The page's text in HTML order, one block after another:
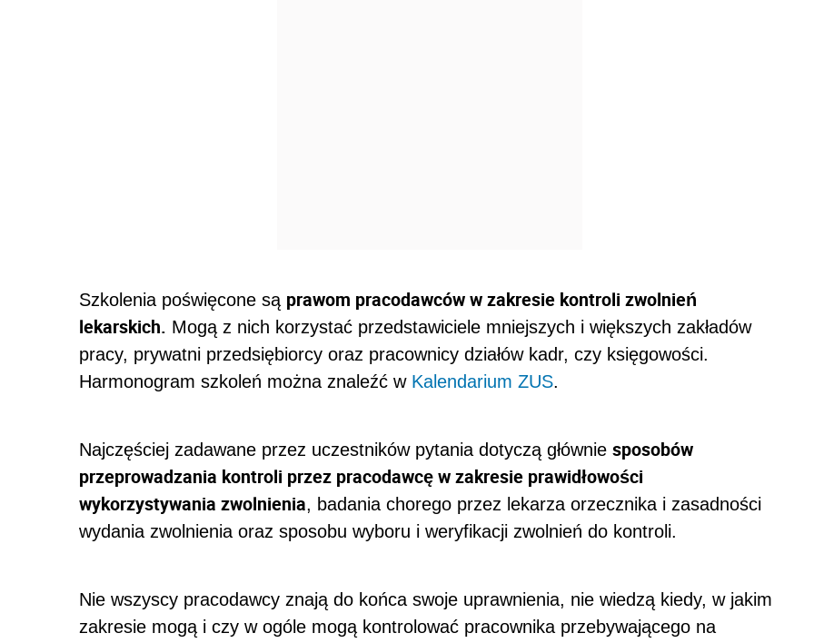
Szkolenia poświęcone są prawom pracodawców w zakresie kontroli zwolnień
lekarskich. Mogą z nich korzystać przedstawiciele mniejszych i większych zakładów
pracy, prywatni przedsiębiorcy oraz pracownicy działów kadr, czy księgowości.
Harmonogram szkoleń można znaleźć w Kalendarium ZUS.
Najczęściej zadawane przez uczestników pytania dotyczą głównie sposobów
przeprowadzania kontroli przez pracodawcę w zakresie prawidłowości
wykorzystywania zwolnienia, badania chorego przez lekarza orzecznika i zasadności
wydania zwolnienia oraz sposobu wyboru i weryfikacji zwolnień do kontroli.
Nie wszyscy pracodawcy znają do końca swoje uprawnienia, nie wiedzą kiedy, w jakim
zakresie mogą i czy w ogóle mogą kontrolować pracownika przebywającego na